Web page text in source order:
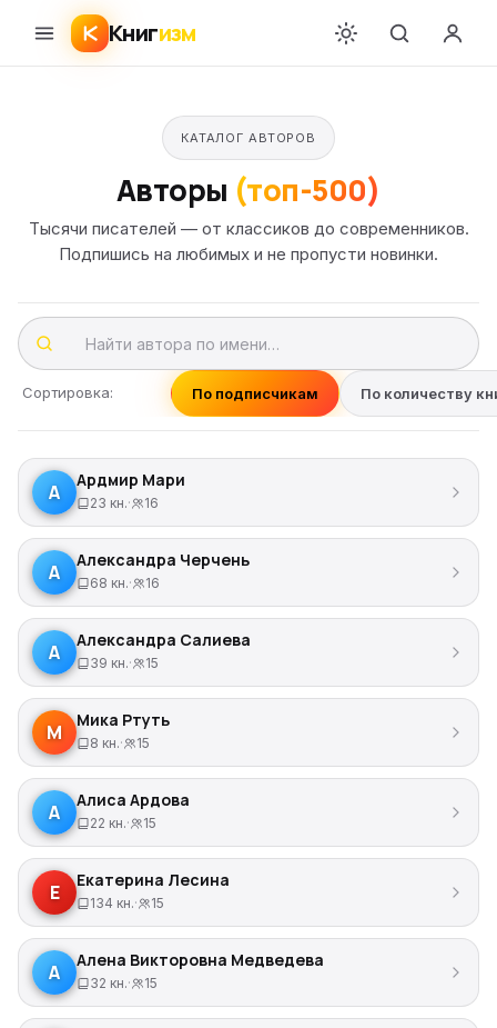
Книгизм
КАТАЛОГ АВТОРОВ
Авторы (топ-500)
Тысячи писателей — от классиков до современников.
Подпишись на любимых и не пропусти новинки.
Сортировка: По подписчикам По количеству
А
Ардмир Мари
23 кн.· 16
А
Александра Черчень
68 кн.· 16
А
Александра Салиева
39 кн.· 15
М
Мика Ртуть
8 кн.· 15
А
Алиса Ардова
22 кн.· 15
Е
Екатерина Лесина
134 кн.· 15
А
Алена Викторовна Медведева
32 кн.· 15